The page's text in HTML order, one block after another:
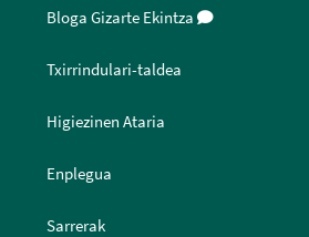
Bloga Gizarte Ekintza
Txirrindulari-taldea
Higiezinen Ataria
Enplegua
Sarrerak